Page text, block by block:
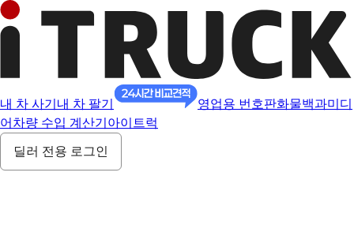
내 차 사기 내 차 팔기 영업용 번호판화물백과미디
어 차량 수입 계산기 아이트럭
딜러 전용 로그인